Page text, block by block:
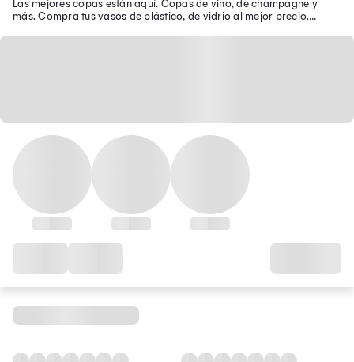
Las mejores copas están aquí. Copas de vino, de champagne y
más. Compra tus vasos de plástico, de vidrio al mejor precio.